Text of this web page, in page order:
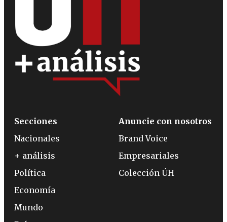
Secciones
Nacionales
+ análisis
Política
Economía
Mundo
Anuncie con nosotros
Brand Voice
Empresariales
Colección ÚH